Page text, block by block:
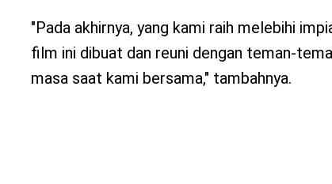
"Pada akhirnya, yang kami raih melebihi
film ini dibuat dan reuni dengan teman-
masa saat kami bersama," tambahnya.